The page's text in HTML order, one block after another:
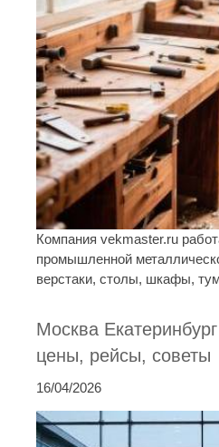
Компания vekmaster.ru
промышленной
верстаки, столы, шкафы,
Москва
цены, рейсы, советы
16/04/2026